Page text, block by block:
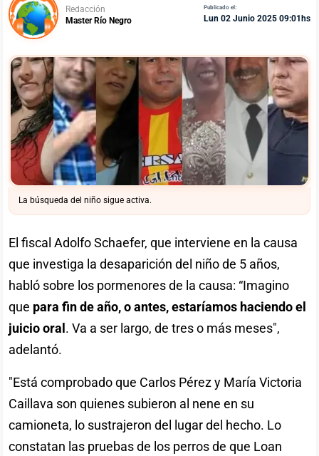
Redacción
Master Río Negro
Publicado el:
Lun 02 Junio 2025 09:01hs
La búsqueda del niño sigue activa.
El fiscal Adolfo Schaefer, que interviene en la causa
que investiga la desaparición del niño de 5 años,
habló sobre los pormenores de la causa: “Imagino
que para fin de año, o antes, estaríamos haciendo el
juicio oral. Va a ser largo, de tres o más meses",
adelantó.
"Está comprobado que Carlos Pérez y María Victoria
Caillava son quienes subieron al nene en su
camioneta, lo sustrajeron del lugar del hecho. Lo
constatan las pruebas de los perros de que Loan